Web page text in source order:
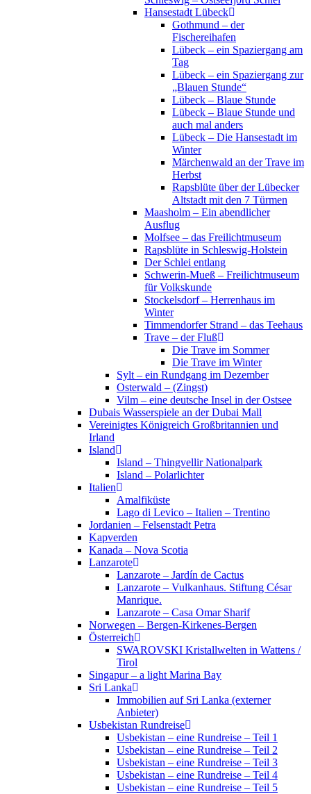
Hansestadt Lübeck
Gothmund – der
Fischereihafen
Lübeck – ein Spaziergang am
Tag
Lübeck – ein Spaziergang zur
„Blauen Stunde“
Lübeck – Blaue Stunde
Lübeck – Blaue Stunde und
auch mal anders
Lübeck – Die Hansestadt im
Winter
Märchenwald an der Trave im
Herbst
Rapsblüte über der Lübecker
Altstadt mit den 7 Türmen
Maasholm – Ein abendlicher
Ausflug
Molfsee – das Freilichtmuseum
Rapsblüte in Schleswig-Holstein
Der Schlei entlang
Schwerin-Mueß – Freilichtmuseum
für Volkskunde
Stockelsdorf – Herrenhaus im
Winter
Timmendorfer Strand – das Teehaus
Trave – der Fluß
Die Trave im Sommer
Die Trave im Winter
Sylt – ein Rundgang im Dezember
Osterwald – (Zingst)
Vilm – eine deutsche Insel in der Ostsee
Dubais Wasserspiele an der Dubai Mall
Vereinigtes Königreich Großbritannien und
Irland
Island
Island – Thingvellir Nationalpark
Island – Polarlichter
Italien
Amalfiküste
Lago di Levico – Italien – Trentino
Jordanien – Felsenstadt Petra
Kapverden
Kanada – Nova Scotia
Lanzarote
Lanzarote – Jardín de Cactus
Lanzarote – Vulkanhaus. Stiftung César
Manrique.
Lanzarote – Casa Omar Sharif
Norwegen – Bergen-Kirkenes-Bergen
Österreich
SWAROVSKI Kristallwelten in Wattens /
Tirol
Singapur – a light Marina Bay
Sri Lanka
Immobilien auf Sri Lanka (externer
Anbieter)
Usbekistan Rundreise
Usbekistan – eine Rundreise – Teil 1
Usbekistan – eine Rundreise – Teil 2
Usbekistan – eine Rundreise – Teil 3
Usbekistan – eine Rundreise – Teil 4
Usbekistan – eine Rundreise – Teil 5